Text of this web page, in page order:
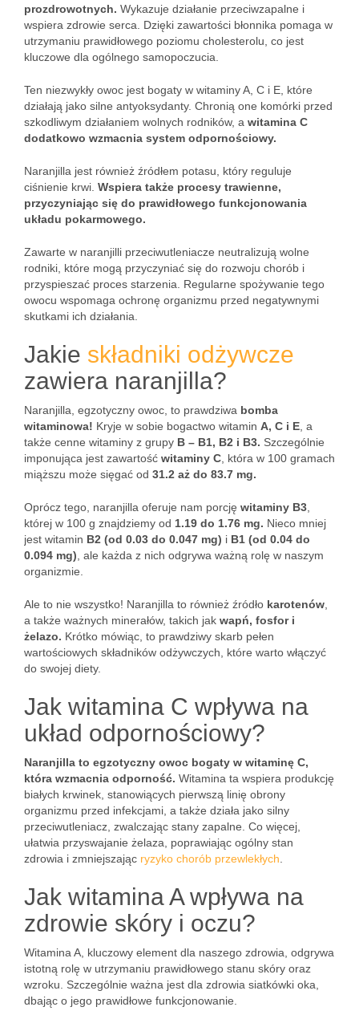
prozdrowotnych. Wykazuje działanie przeciwzapalne i
wspiera zdrowie serca. Dzięki zawartości błonnika pomaga w
utrzymaniu prawidłowego poziomu cholesterolu, co jest
kluczowe dla ogólnego samopoczucia.
Ten niezwykły owoc jest bogaty w witaminy A, C i E, które
działają jako silne antyoksydanty. Chronią one komórki przed
szkodliwym działaniem wolnych rodników, a witamina C
dodatkowo wzmacnia system odpornościowy.
Naranjilla jest również źródłem potasu, który reguluje
ciśnienie krwi. Wspiera także procesy trawienne,
przyczyniając się do prawidłowego funkcjonowania
układu pokarmowego.
Zawarte w naranjilli przeciwutleniacze neutralizują wolne
rodniki, które mogą przyczyniać się do rozwoju chorób i
przyspieszać proces starzenia. Regularne spożywanie tego
owocu wspomaga ochronę organizmu przed negatywnymi
skutkami ich działania.
Jakie składniki odżywcze
zawiera naranjilla?
Naranjilla, egzotyczny owoc, to prawdziwa bomba
witaminowa! Kryje w sobie bogactwo witamin A, C i E , a
także cenne witaminy z grupy B – B1, B2 i B3. Szczególnie
imponująca jest zawartość witaminy C , która w 100 gramach
miąższu może sięgać od 31.2 aż do 83.7 mg.
Oprócz tego, naranjilla oferuje nam porcję witaminy B3
której w 100 g znajdziemy od 1.19 do 1.76 mg. Nieco mniej
jest witamin B2 (od 0.03 do 0.047 mg) i B1 (od 0.04 do
0.094 mg) , ale każda z nich odgrywa ważną rolę w naszym
organizmie.
Ale to nie wszystko! Naranjilla to również źródło karotenów
a także ważnych minerałów, takich jak wapń, fosfor i
żelazo. Krótko mówiąc, to prawdziwy skarb pełen
wartościowych składników odżywczych, które warto włączyć
do swojej diety.
Jak witamina C wpływa na
układ odpornościowy?
Naranjilla to egzotyczny owoc bogaty w witaminę C,
która wzmacnia odporność. Witamina ta wspiera produkcję
białych krwinek, stanowiących pierwszą linię obrony
organizmu przed infekcjami, a także działa jako silny
przeciwutleniacz, zwalczając stany zapalne. Co więcej,
ułatwia przyswajanie żelaza, poprawiając ogólny stan
zdrowia i zmniejszając ryzyko chorób przewlekłych
Jak witamina A wpływa na
zdrowie skóry i oczu?
Witamina A, kluczowy element dla naszego zdrowia, odgrywa
istotną rolę w utrzymaniu prawidłowego stanu skóry oraz
wzroku. Szczególnie ważna jest dla zdrowia siatkówki oka,
dbając o jego prawidłowe funkcjonowanie.